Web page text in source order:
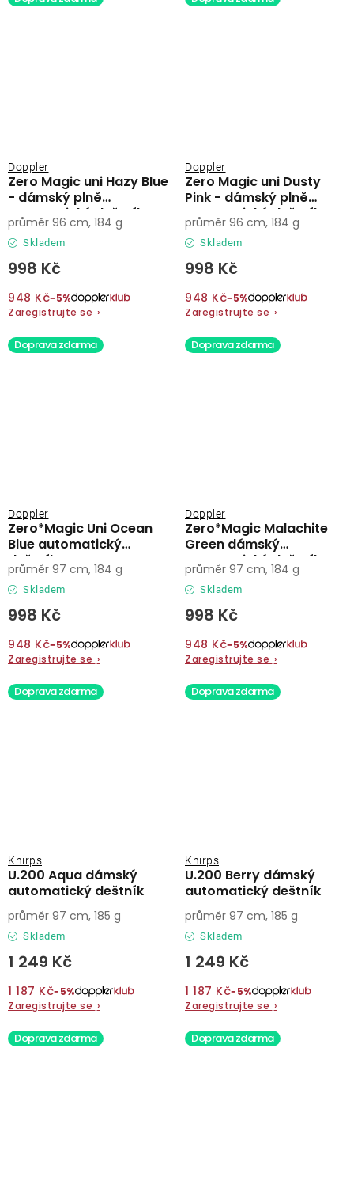
Zero Magic uni Hazy Blue
- dámský plně
automatický deštník
Doppler
Skladem
998 Kč
948 Kč−5%
Zaregistrujte se ›
průměr 96 cm, 184 g
Zero Magic uni Dusty
Pink - dámský plně
automatický deštník
Doppler
Skladem
998 Kč
948 Kč−5%
Zaregistrujte se ›
průměr 96 cm, 184 g
Doprava zdarma
Zero*Magic Uni Ocean
Blue automatický
deštník
Doppler
Skladem
998 Kč
948 Kč−5%
Zaregistrujte se ›
průměr 97 cm, 184 g
Doprava zdarma
Zero*Magic Malachite
Green dámský
automatický deštník
Doppler
Skladem
998 Kč
948 Kč−5%
Zaregistrujte se ›
průměr 97 cm, 184 g
Doprava zdarma
U.200 Aqua dámský
automatický deštník
Knirps
Skladem
1 249 Kč
1 187 Kč−5%
Zaregistrujte se ›
průměr 97 cm, 185 g
Doprava zdarma
U.200 Berry dámský
automatický deštník
Knirps
Skladem
1 249 Kč
1 187 Kč−5%
Zaregistrujte se ›
průměr 97 cm, 185 g
Doprava zdarma Doprava zdarma